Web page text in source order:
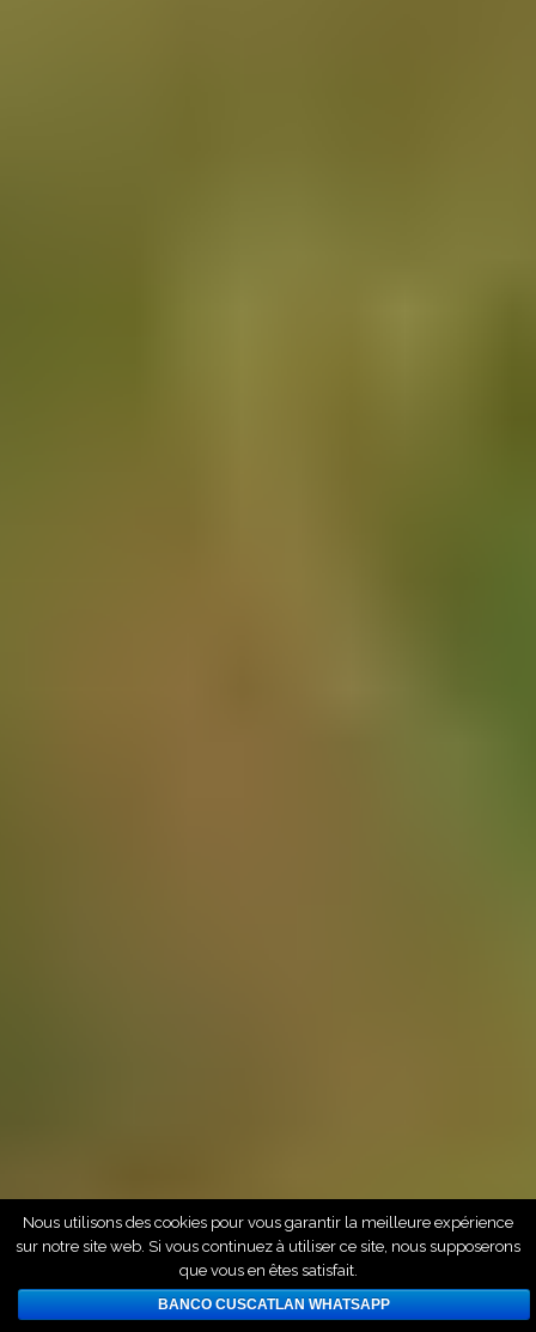
Nous utilisons des cookies pour vous garantir la meilleure expérience
sur notre site web. Si vous continuez à utiliser ce site, nous supposerons
que vous en êtes satisfait.
BANCO CUSCATLAN WHATSAPP